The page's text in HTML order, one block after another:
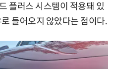
플러스 시스템이 적용돼 있
들어오지 않았다는 점이다.